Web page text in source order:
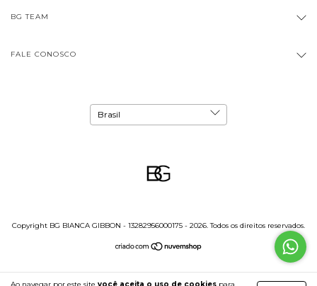
BG TEAM
FALE CONOSCO
Copyright BG BIANCA GIBBON - 13282956000175 - 2026. Todos os direitos reservados.